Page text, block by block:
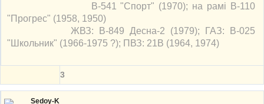
В-541 "Спорт" (1970); на рамі В-110
"Прогрес" (1958, 1950)
ЖВЗ: В-849 Десна-2 (1979); ГАЗ: В-025
"Школьник" (1966-1975 ?); ПВЗ: 21В (1964, 1974)
3
Sedoy-K